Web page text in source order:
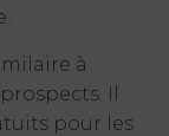
à
Il
pour les